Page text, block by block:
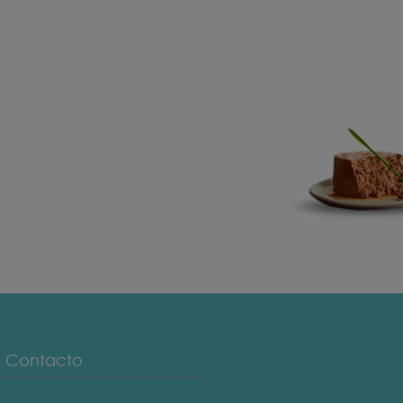
Contacto